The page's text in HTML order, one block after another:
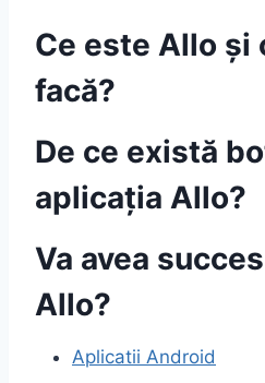
Ce este Allo și
facă?
De ce există
aplicația Allo?
Va avea
Allo?
Aplicatii Android